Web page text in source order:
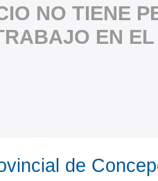
NO TIENE
EN
de